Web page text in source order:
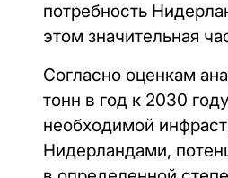
потребность
этом значительная
Согласно оценкам
тонн в год к 2030
необходимой
Нидерландами,